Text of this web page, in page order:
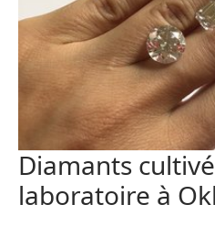
Diamants
laboratoire à